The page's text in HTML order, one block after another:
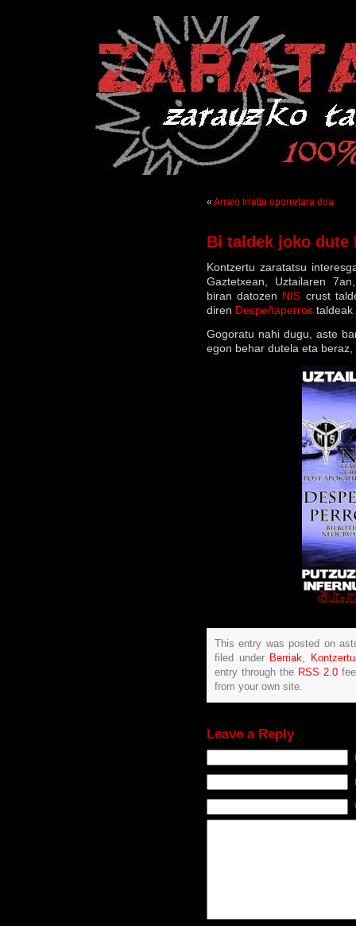
« Arraio Irratia oporretara doa
Bi taldek joko dute
Kontzertu zaratatsu
Gaztetxean, Uztailaren
biran datozen NIS crust
diren Despeñaperros taldeak
Gogoratu nahi dugu, aste
egon behar dutela eta
This entry was posted on
filed under Berriak
entry through the RSS 2.0
from your own site.
Leave a Reply